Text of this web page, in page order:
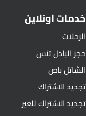
خدمات اونلاين
الرحلات
حجز البادل تنس
الشاتل باص
تجديد الاشتراك
تجديد الاشتراك للغير